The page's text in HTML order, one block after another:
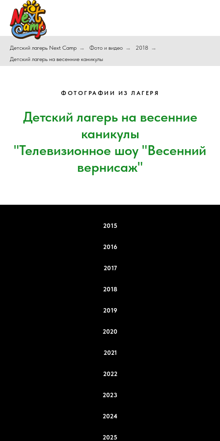
Детский лагерь Next Camp → Фото и видео → 2018 →
Детский лагерь на весенние каникулы
ФОТОГРАФИИ ИЗ ЛАГЕРЯ
Детский лагерь на весенние
каникулы
"Телевизионное шоу "Весенний
вернисаж"
2015
2016
2017
2018
2019
2020
2021
2022
2023
2024
2025